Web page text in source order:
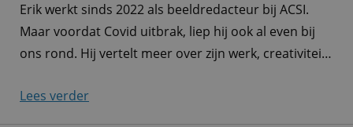
Erik werkt sinds 2022 als beeldredacteur bij ACSI.
Maar voordat Covid uitbrak, liep hij ook al even bij
ons rond. Hij vertelt meer over zijn werk, creativiteit
je handen “Ik werk als beeldredacteur voor ACSI.
Lees verder